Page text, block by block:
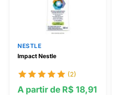
NESTLE
Impact Nestle
(2)
A partir de R$ 18,91